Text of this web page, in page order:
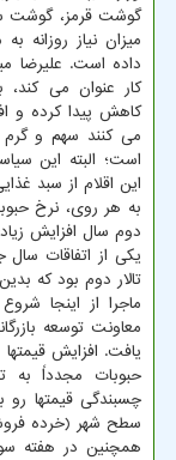
گوشت قرمز، گوشت
میزان نیاز روزانه
داده است. علیرضا
کار عنوان می
کاهش پیدا کرده و
می کنند سهم و گرم
است؛ البته این
این اقلام از سبد
به هر روی، نرخ
دوم سال افزایش
یکی از اتفاقات سال
تالار دوم بود که
ماجرا از اینجا
معاونت توسعه
یافت. افزایش
حبوبات مجدداً به
چسبندگی قیمتها
سطح شهر (خرده
همچنین در هفته